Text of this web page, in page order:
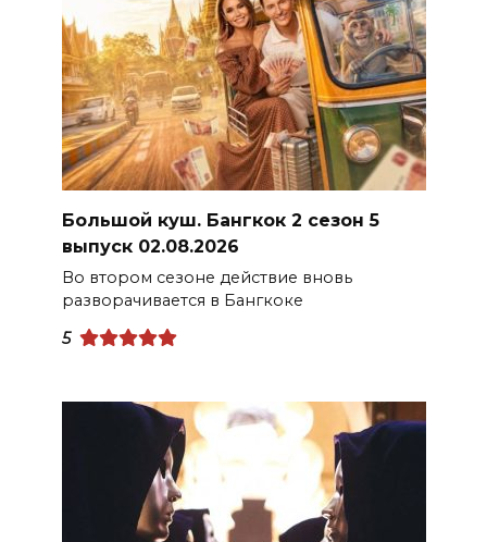
Большой куш. Бангкок 2 сезон 5
выпуск 02.08.2026
Во втором сезоне действие вновь
разворачивается в Бангкоке
5